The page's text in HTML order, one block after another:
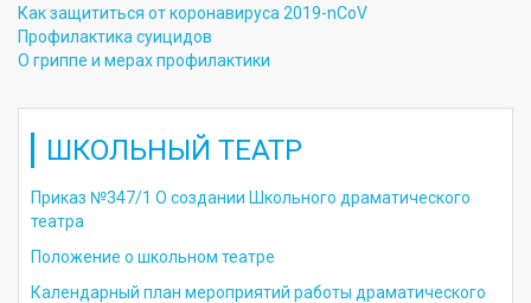
Как защититься от коронавируса 2019-nCoV
Профилактика суицидов
О гриппе и мерах профилактики
ШКОЛЬНЫЙ ТЕАТР
Приказ №347/1 О создании Школьного драматического
театра
Положение о школьном театре
Календарный план мероприятий работы драматического